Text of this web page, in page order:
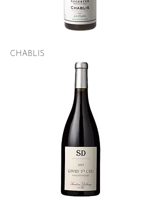
CHABLIS